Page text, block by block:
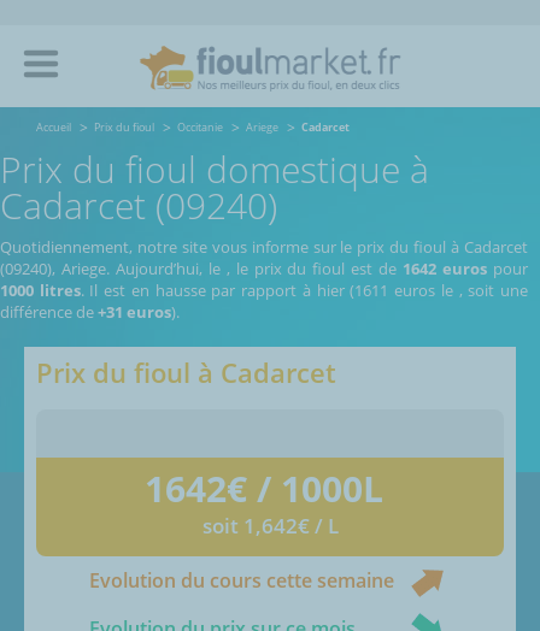
Accueil Prix du fioul Occitanie Ariege Cadarcet
Prix du fioul domestique à
Cadarcet (09240)
Quotidiennement, notre site vous informe sur le prix du fioul à Cadarcet
(09240), Ariege. Aujourd’hui, le , le prix du fioul est de 1642 euros pour
1000 litres. Il est en hausse par rapport à hier (1611 euros le , soit une
différence de+31 euros).
Prix du fioul à Cadarcet
1642€ / 1000L
soit 1,642€ / L
Evolution du cours cette semaine